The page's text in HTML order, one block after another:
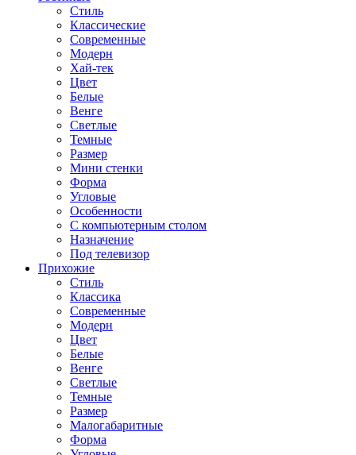
Стиль
Классические
Современные
Модерн
Хай-тек
Цвет
Белые
Венге
Светлые
Темные
Размер
Мини стенки
Форма
Угловые
Особенности
С компьютерным столом
Назначение
Под телевизор
Прихожие
Стиль
Классика
Современные
Модерн
Цвет
Белые
Венге
Светлые
Темные
Размер
Малогабаритные
Форма